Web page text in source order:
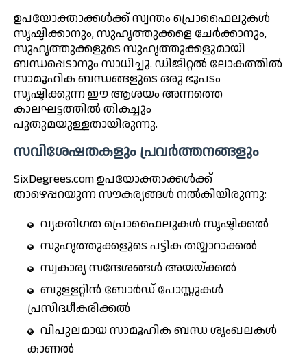
ഉപയോക്താക്കൾക്ക് സ്വന്തം പ്രൊഫൈലുകൾ
സൃഷ്ടിക്കാനും, സുഹൃത്തുക്കളെ ചേർക്കാനും,
സുഹൃത്തുക്കളുടെ സുഹൃത്തുക്കളുമായി
ബന്ധപ്പെടാനും സാധിച്ചു. ഡിജിറ്റൽ ലോകത്തിൽ
സാമൂഹിക ബന്ധങ്ങളുടെ ഒരു ഭൂപടം
സൃഷ്ടിക്കുന്ന ഈ ആശയം അന്നത്തെ
കാലഘട്ടത്തിൽ തികച്ചും
പുതുമയുള്ളതായിരുന്നു.
സവിശേഷതകളും പ്രവർത്തനങ്ങളും
SixDegrees.com ഉപയോക്താക്കൾക്ക്
താഴെപ്പറയുന്ന സൗകര്യങ്ങൾ നൽകിയിരുന്നു:
വ്യക്തിഗത പ്രൊഫൈലുകൾ സൃഷ്ടിക്കൽ
സുഹൃത്തുക്കളുടെ പട്ടിക തയ്യാറാക്കൽ
സ്വകാര്യ സന്ദേശങ്ങൾ അയയ്ക്കൽ
ബുള്ളറ്റിൻ ബോർഡ് പോസ്റ്റുകൾ
പ്രസിദ്ധീകരിക്കൽ
വിപുലമായ സാമൂഹിക ബന്ധ ശൃംഖലകൾ
കാണൽ